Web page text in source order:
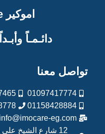
اموكير IMO Care
دائـمـاً
تواصل معنا
01097417774
01158428884
info@imocare-eg.com
12 شارع الشيخ